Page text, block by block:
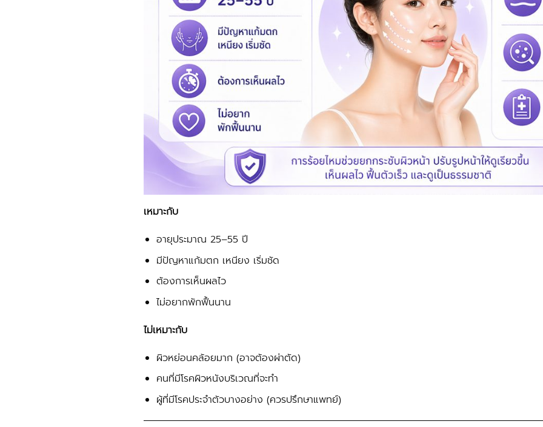
เหมาะกับ
อายุประมาณ 25–55 ปี
มีปัญหาแก้มตก เหนียง เริ่มชัด
ต้องการเห็นผลไว
ไม่อยากพักฟื้นนาน
ไม่เหมาะกับ
ผิวหย่อนคล้อยมาก (อาจต้องผ่าตัด)
คนที่มีโรคผิวหนังบริเวณที่จะทำ
ผู้ที่มีโรคประจำตัวบางอย่าง (ควรปรึกษาแพทย์)